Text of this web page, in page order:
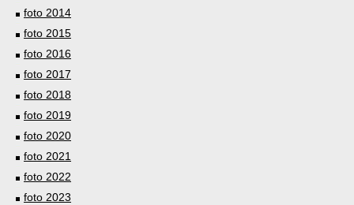
foto 2014
foto 2015
foto 2016
foto 2017
foto 2018
foto 2019
foto 2020
foto 2021
foto 2022
foto 2023